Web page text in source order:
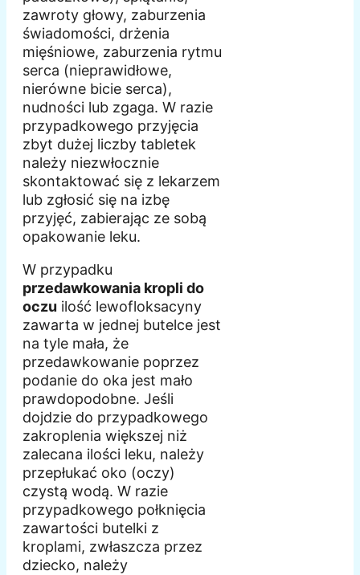
zawroty głowy, zaburzenia
świadomości, drżenia
mięśniowe, zaburzenia rytmu
serca (nieprawidłowe,
nierówne bicie serca),
nudności lub zgaga. W razie
przypadkowego przyjęcia
zbyt dużej liczby tabletek
należy niezwłocznie
skontaktować się z lekarzem
lub zgłosić się na izbę
przyjęć, zabierając ze sobą
opakowanie leku.
W przypadku
przedawkowania kropli do
oczu ilość lewofloksacyny
zawarta w jednej butelce jest
na tyle mała, że
przedawkowanie poprzez
podanie do oka jest mało
prawdopodobne. Jeśli
dojdzie do przypadkowego
zakroplenia większej niż
zalecana ilości leku, należy
przepłukać oko (oczy)
czystą wodą. W razie
przypadkowego połknięcia
zawartości butelki z
kroplami, zwłaszcza przez
dziecko, należy